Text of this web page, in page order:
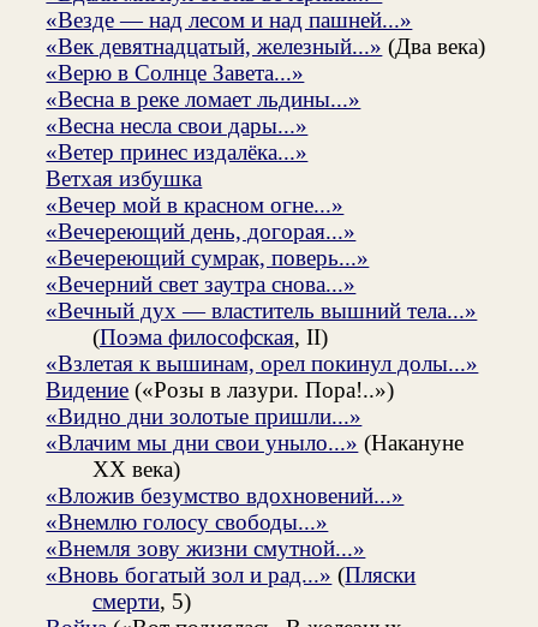
«Везде — над лесом и над пашней...»
«Век девятнадцатый, железный...» (Два века)
«Верю в Солнце Завета...»
«Весна в реке ломает льдины...»
«Весна несла свои дары...»
«Ветер принес издалёка...»
Ветхая избушка
«Вечер мой в красном огне...»
«Вечереющий день, догорая...»
«Вечереющий сумрак, поверь...»
«Вечерний свет заутра снова...»
«Вечный дух — властитель вышний тела...»
(Поэма философская, II)
«Взлетая к вышинам, орел покинул долы...»
Видение («Розы в лазури. Пора!..»)
«Видно дни золотые пришли...»
«Влачим мы дни свои уныло...» (Накануне
XX века)
«Вложив безумство вдохновений...»
«Внемлю голосу свободы...»
«Внемля зову жизни смутной...»
«Вновь богатый зол и рад...» (Пляски
смерти, 5)